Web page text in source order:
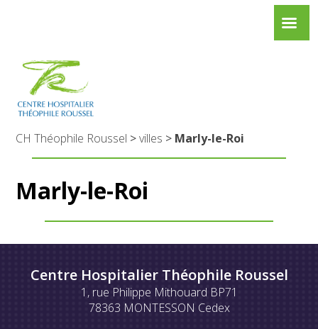
CH Théophile Roussel >villes > Marly-le-Roi
Marly-le-Roi
Centre Hospitalier Théophile Roussel
1, rue Philippe Mithouard BP71
78363 MONTESSON Cedex